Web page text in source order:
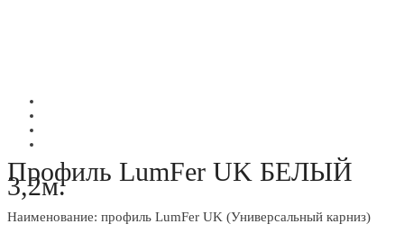
Профиль LumFer UK БЕЛЫЙ
3,2м.
Наименование: профиль LumFer UK (Универсальный карниз)